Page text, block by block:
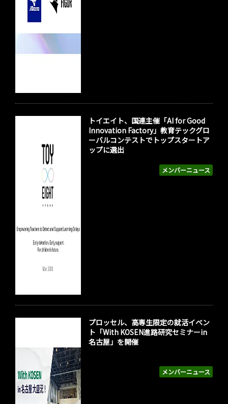
メンバーニュース
トイエイト、国連主催「AI for Good
Innovation Factory」教育テックグロ
ーバルコンテストでトップスタートア
ップに選出
メンバーニュース
プロッセル、高専生限定の就活イベン
ト「With KOSEN進路研究セミナーin
名古屋」を開催